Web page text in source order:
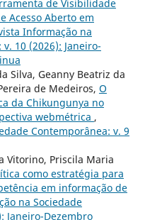
de Visibilidade
Acesso Aberto em
Informação na
10 (2026): Janeiro-
Silva, Geanny Beatriz da
de Medeiros, O
da Chikungunya no
webmétrica ,
Contemporânea: v. 9
Vitorino, Priscila Maria
como estratégia para
em informação de
na Sociedade
Janeiro-Dezembro